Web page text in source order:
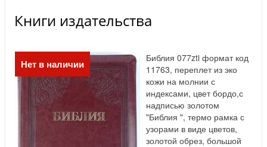
Книги издательства
Нет в наличии
Библия 077zti формат код
11763, переплет из эко
кожи на молнии с
индексами, цвет бордо,с
надписью золотом
"Библия ", термо рамка с
узорами в виде цветов,
золотой обрез, большой